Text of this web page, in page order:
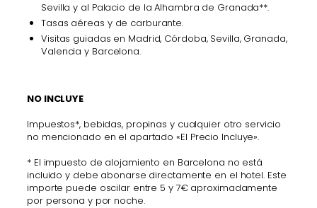
Sevilla y al Palacio de la Alhambra de Granada**.
Tasas aéreas y de carburante.
Visitas guiadas en Madrid, Córdoba, Sevilla, Granada,
Valencia y Barcelona.
NO INCLUYE
Impuestos*, bebidas, propinas y cualquier otro servicio
no mencionado en el apartado «El Precio Incluye».
* El impuesto de alojamiento en Barcelona no está
incluido y debe abonarse directamente en el hotel. Este
importe puede oscilar entre 5 y 7€ aproximadamente
por persona y por noche.